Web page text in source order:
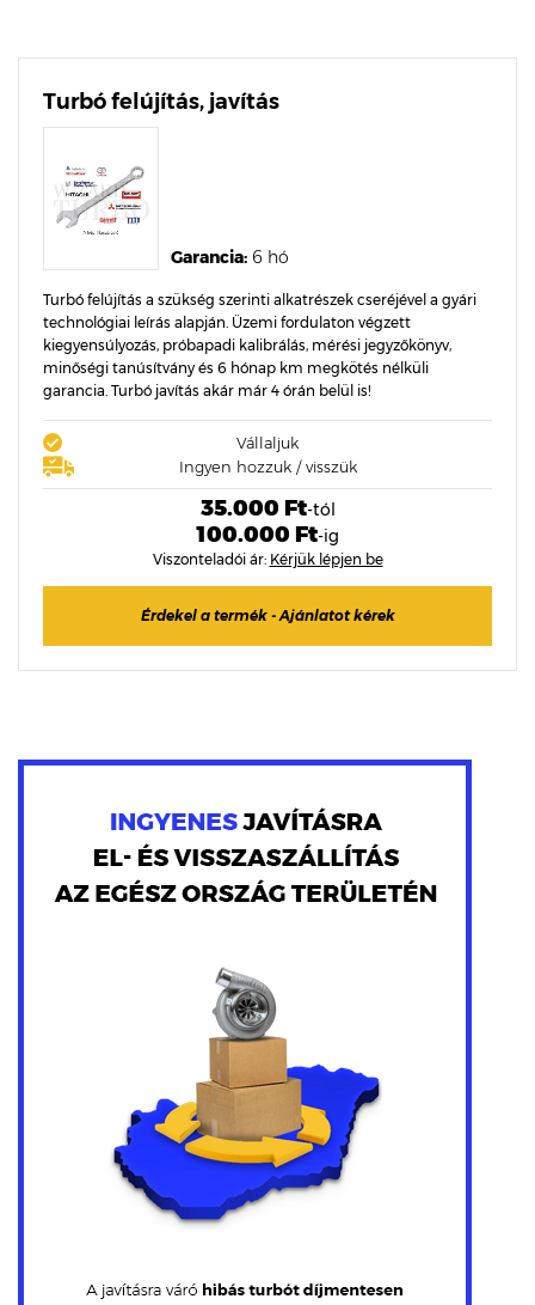
Turbó felújítás, javítás
Garancia: 6 hó
Turbó felújítás a szükség szerinti alkatrészek cseréjével a gyári
technológiai leírás alapján. Üzemi fordulaton végzett
kiegyensúlyozás, próbapadi kalibrálás, mérési jegyzőkönyv,
minőségi tanúsítvány és 6 hónap km megkötés nélküli
garancia. Turbó javítás akár már 4 órán belül is!
Vállaljuk
Ingyen hozzuk / visszük
35.000 Ft-tól
100.000 Ft-ig
Viszonteladói ár: Kérjük lépjen be
Érdekel a termék - Ajánlatot kérek